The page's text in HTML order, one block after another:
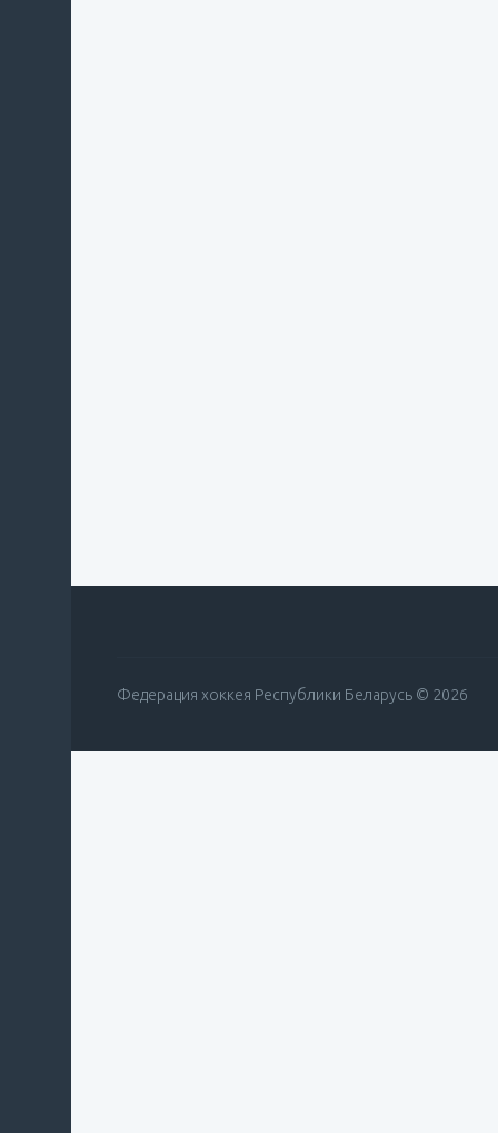
Федерация хоккея Республики Беларусь © 2026